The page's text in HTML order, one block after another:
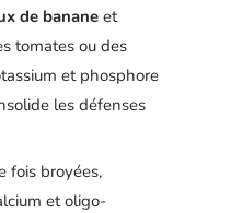
de bananeet
tomates ou des
et phosphore
les défenses
fois broyées,
et oligo-